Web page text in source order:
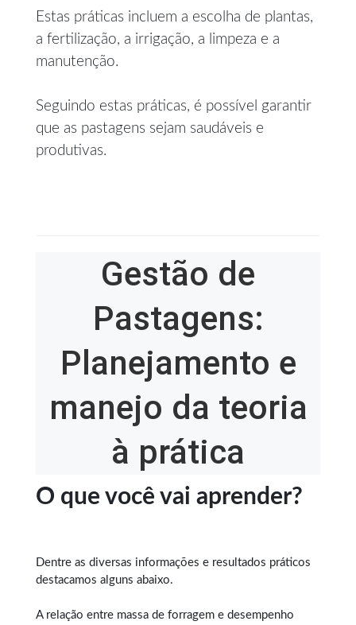
Estas práticas incluem a escolha de plantas,
a fertilização, a irrigação, a limpeza e a
manutenção.
Seguindo estas práticas, é possível garantir
que as pastagens sejam saudáveis e
produtivas.
Gestão de
Pastagens:
Planejamento e
manejo da teoria
à prática
O que você vai aprender?
Dentre as diversas informações e resultados práticos
destacamos alguns abaixo.
A relação entre massa de forragem e desempenho